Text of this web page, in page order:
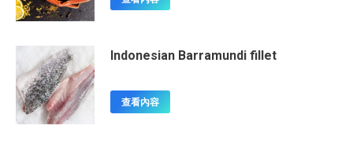
Indonesian Barramundi fillet
查看內容